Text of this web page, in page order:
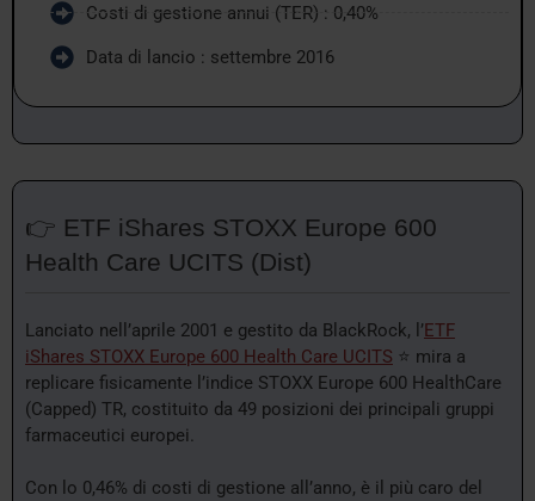
Costi di gestione annui (TER) : 0,40%
Data di lancio : settembre 2016
👉 ETF iShares STOXX Europe 600
Health Care UCITS (Dist)
Lanciato nell’aprile 2001 e gestito da BlackRock, l’ETF
iShares STOXX Europe 600 Health Care UCITS ⭐ mira a
replicare fisicamente l’indice STOXX Europe 600 HealthCare
(Capped) TR, costituito da 49 posizioni dei principali gruppi
farmaceutici europei.
Con lo 0,46% di costi di gestione all’anno, è il più caro del